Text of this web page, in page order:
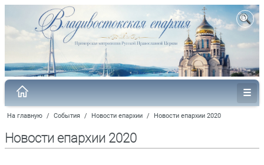
На главную / События / Новости епархии / Новости епархии 2020
Новости епархии 2020